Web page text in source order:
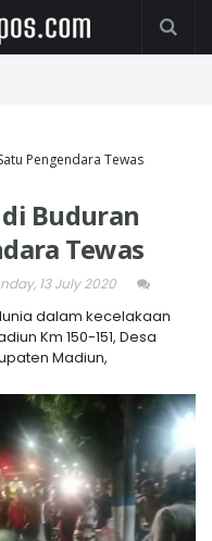
Pengendara Tewas
Buduran
Tewas
13 July 2020
dalam kecelakaan
Km 150-151, Desa
Madiun,